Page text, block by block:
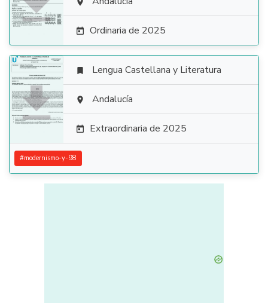
 Ordinaria de 2025

 Lengua Castellana y Literatura
 Andalucía
 Extraordinaria de 2025
#modernismo-y-98